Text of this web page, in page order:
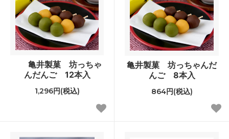
亀井製菓 坊っちゃ
んだんご 12本入
1,296円(税込)
亀井製菓 坊っちゃんだ
んご 8本入
864円(税込)